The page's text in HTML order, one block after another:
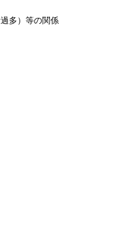
多）等の関係